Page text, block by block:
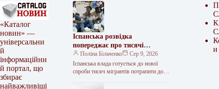
«Каталог
новин» —
універсальни
й
інформаційни
й портал, що
збирає
найважливіші
Іспанська розвідка
попереджає про тисячі
мігрантів, що можуть
штурмувати Сеуту
Поліна Більченко
Сер 9, 2026
Іспанська влада готується до нової
спроби тисяч мігрантів потрапити до
и